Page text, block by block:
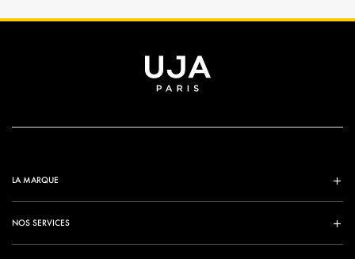
LA MARQUE
NOS SERVICES